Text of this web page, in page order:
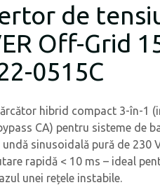
de
Off-Grid
0515C
hibrid compact 3-în-1
CA) pentru sisteme de
undă sinusoidală pură de 230
rapidă < 10 ms – ideal
unei rețele instabile.